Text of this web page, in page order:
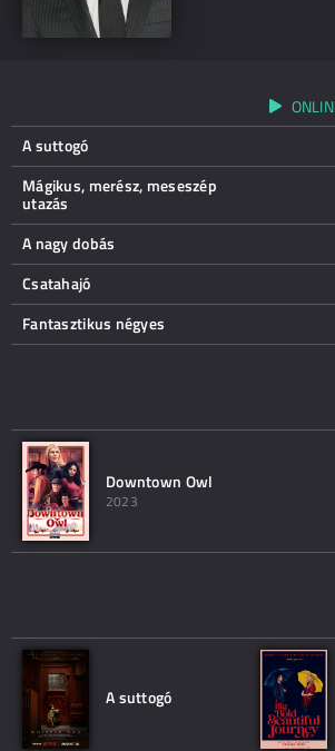
A suttogó
Mágikus, merész, meseszép
utazás
A nagy dobás
Csatahajó
Fantasztikus négyes
Downtown Owl
2023
A suttogó